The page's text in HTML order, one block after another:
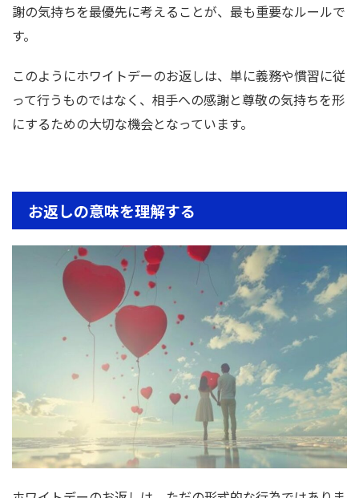
謝の気持ちを最優先に考えることが、最も重要なルールで
す。
このようにホワイトデーのお返しは、単に義務や慣習に従
って行うものではなく、相手への感謝と尊敬の気持ちを形
にするための大切な機会となっています。
お返しの意味を理解する